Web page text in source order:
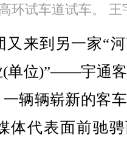
环试车道试车。 王
来到另一家“河
(单位)”——宇通
辆辆崭新的客
体代表面前驰